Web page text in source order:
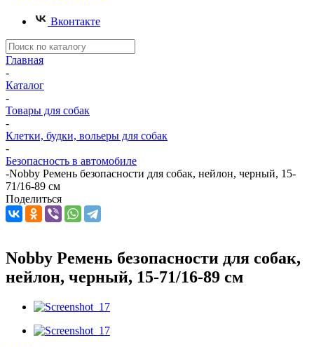
Вконтакте
Главная
-
Каталог
-
Товары для собак
-
Клетки, будки, вольеры для собак
-
Безопасность в автомобиле
-Nobby Ремень безопасности для собак, нейлон, черный, 15-
71/16-89 см
Поделиться
Nobby Ремень безопасности для собак,
нейлон, черный, 15-71/16-89 см